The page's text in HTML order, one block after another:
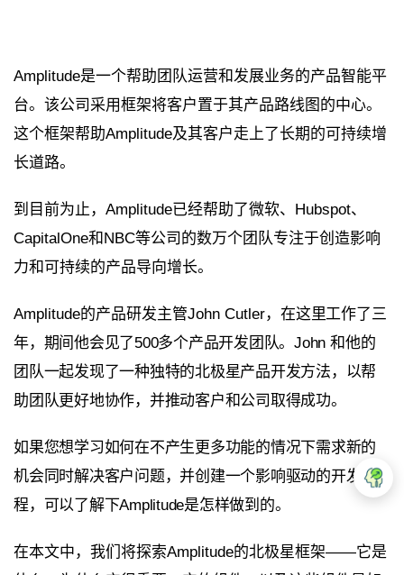
Amplitude是一个帮助团队运营和发展业务的产品智能平
台。该公司采用框架将客户置于其产品路线图的中心。
这个框架帮助Amplitude及其客户走上了长期的可持续增
长道路。
到目前为止，Amplitude已经帮助了微软、Hubspot、
CapitalOne和NBC等公司的数万个团队专注于创造影响
力和可持续的产品导向增长。
Amplitude的产品研发主管John Cutler， 在这里工作了三
年，期间他会见了500多个产品开发团队。John 和他的
团队一起发现了一种独特的北极星产品开发方法，以帮
助团队更好地协作，并推动客户和公司取得成功。
如果您想学习如何在不产生更多功能的情况下需求新的
机会同时解决客户问题 ，并创建一个影响驱动的开发流
程，可以了解下Amplitude是怎样做到的。
在本文中，我们将探索Amplitude的北极星框架——它是